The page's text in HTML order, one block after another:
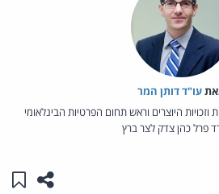
עו"ד דותן המר
היוצרים וראש תחום הפרטיות הבינלאומי
פרל כהן צדק לצר ברץ
שתפו